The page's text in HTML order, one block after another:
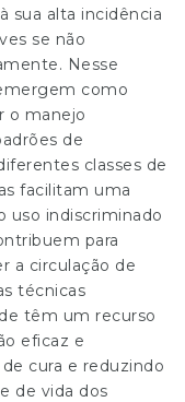
sua alta incidência
se não
Nesse
como
o manejo
de
classes de
facilitam uma
uso indiscriminado
para
a circulação de
técnicas
têm um recurso
eficaz e
cura e reduzindo
de vida dos